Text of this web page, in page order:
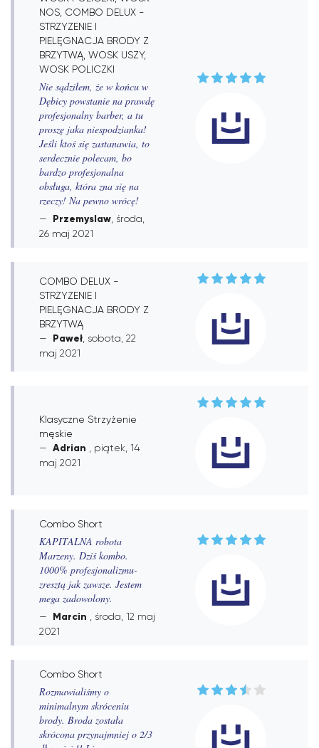
NOS, COMBO DELUX -
STRZYZENIE I
PIELĘGNACJA BRODY Z
BRZYTWĄ, WOSK USZY,
WOSK POLICZKI
Nie sądziłem, że w końcu w
Dębicy powstanie na prawdę
profesjonalny barber, a tu
proszę jaka niespodzianka!
Jeśli ktoś się zastanawia, to
serdecznie polecam, bo
bardzo profesjonalna
obsługa, która zna się na
rzeczy! Na pewno wrócę!
Przemyslaw , środa,
26 maj 2021
COMBO DELUX -
STRZYZENIE I
PIELĘGNACJA BRODY Z
BRZYTWĄ
Paweł , sobota, 22
maj 2021
Klasyczne Strzyżenie
męskie
Adrian
, piątek, 14
maj 2021
Combo Short
KAPITALNA robota
Marzeny. Dziś kombo.
1000% profesjonalizmu-
zresztą jak zawsze. Jestem
mega zadowolony.
Marcin
, środa, 12 maj
2021
Combo Short
Rozmawialiśmy o
minimalnym skróceniu
brody. Broda została
skrócona przynajmniej o 2/3